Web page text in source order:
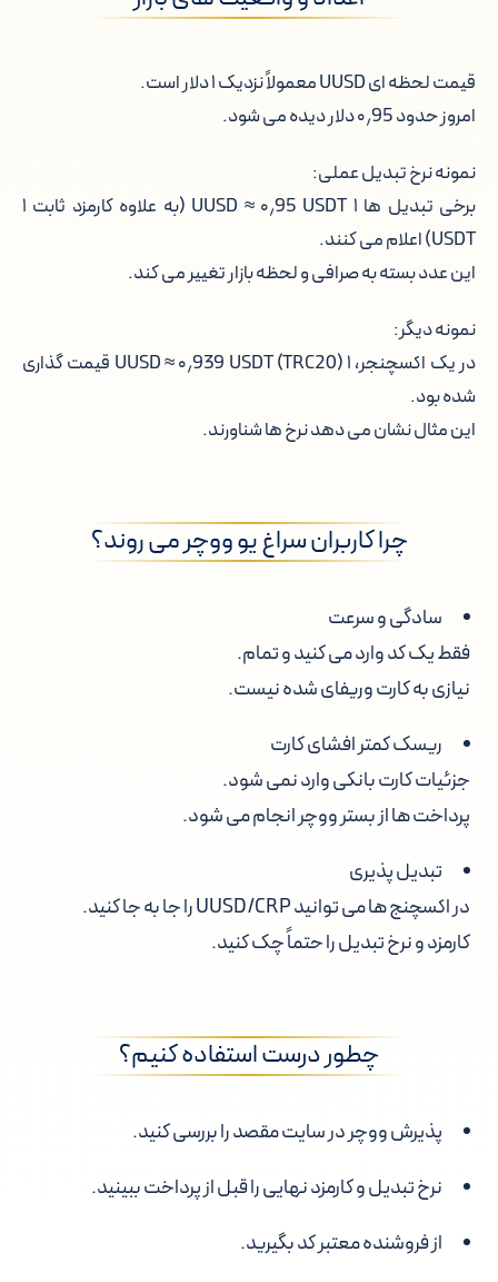
قیمت لحظه ای UUSD معمولاً نزدیک ۱ دلار است.
امروز حدود ۰٫95 دلار دیده می شود.
نمونه نرخ تبدیل عملی:
برخی تبدیل ها ۱ UUSD ≈ ۰٫95 USDT (به علاوه کارمزد ثابت ۱
USDT) اعلام می کنند.
این عدد بسته به صرافی و لحظه بازار تغییر می کند.
نمونه دیگر:
در یک اکسچنجر، ۱ UUSD ≈ ۰٫939 USDT (TRC20) قیمت گذاری
شده بود.
این مثال نشان می دهد نرخ ها شناورند.
چرا کاربران سراغ یو ووچر می روند؟
سادگی و سرعت
فقط یک کد وارد می کنید و تمام.
نیازی به کارت وریفای شده نیست.
ریسک کمتر افشای کارت
جزئیات کارت بانکی وارد نمی شود.
پرداخت ها از بستر ووچر انجام می شود.
تبدیل پذیری
در اکسچنج ها می توانید UUSD/CRP را جا به جا کنید.
کارمزد و نرخ تبدیل را حتماً چک کنید.
چطور درست استفاده کنیم؟
پذیرش ووچر در سایت مقصد را بررسی کنید.
نرخ تبدیل و کارمزد نهایی را قبل از پرداخت ببینید.
از فروشنده معتبر کد بگیرید.